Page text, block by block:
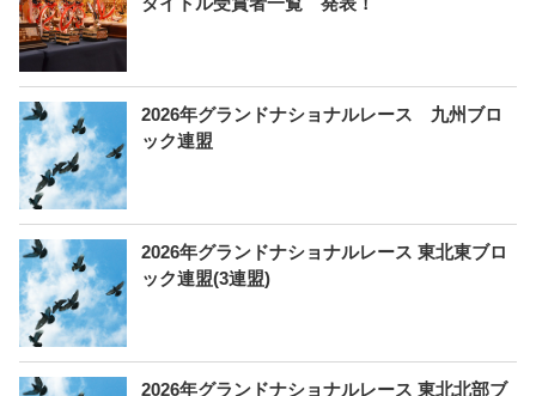
2026年グランドナショナルレース 九州ブロ
ック連盟
2026年グランドナショナルレース 東北東ブロ
ック連盟(3連盟)
2026年グランドナショナルレース 東北北部ブ